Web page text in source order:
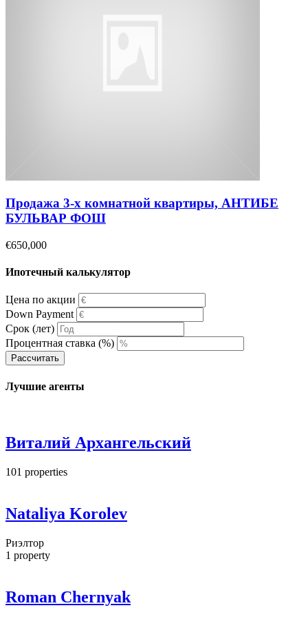
Продажа 3-х комнатной квартиры, АНТИБЕ
БУЛЬВАР ФОШ
€650,000
Ипотечный калькулятор
Цена по акции
Down Payment
Срок (лет)
Процентная ставка (%)
Рассчитать
Лучшие агенты
Виталий Архангельский
101 properties
Nataliya Korolev
Риэлтор
1 property
Roman Chernyak